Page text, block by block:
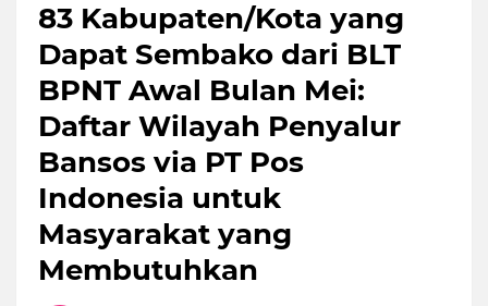
83 Kabupaten/Kota yang
Dapat Sembako dari BLT
BPNT Awal Bulan Mei:
Daftar Wilayah Penyalur
Bansos via PT Pos
Indonesia untuk
Masyarakat yang
Membutuhkan